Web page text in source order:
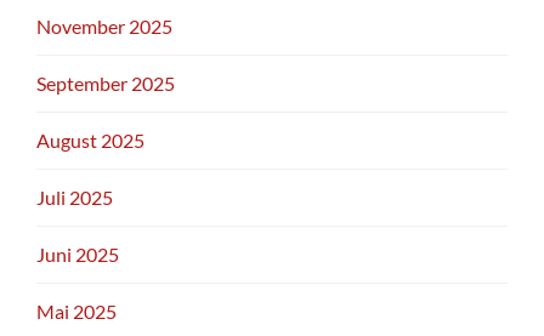
November 2025
September 2025
August 2025
Juli 2025
Juni 2025
Mai 2025